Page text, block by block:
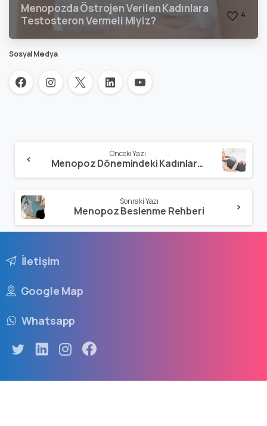
Menopozda Östrojen Verilen Kadınlara
Testosteron Vermeli Miyiz?
4
Sosyal Medya
Önceki Yazı
Menopoz Dönemindeki Kadınlarda Danışmanlık: Menopoz Hormon Tedavisinin Faydaları Ve Riskleri Nasıl Ele Alınır. Fıgo (Uluslararası Jinekoloji Obsteterik Fedarasyonu) Durum Belgesi
Sonraki Yazı
Menopoz Beslenme Rehberi
İletişim
Google Map
Whatsapp